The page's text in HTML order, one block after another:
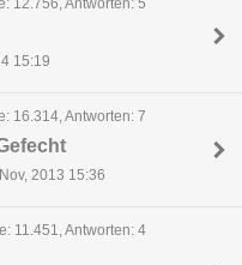
15:19
16.314, Antworten: 7
2013 15:36
11.451, Antworten: 4